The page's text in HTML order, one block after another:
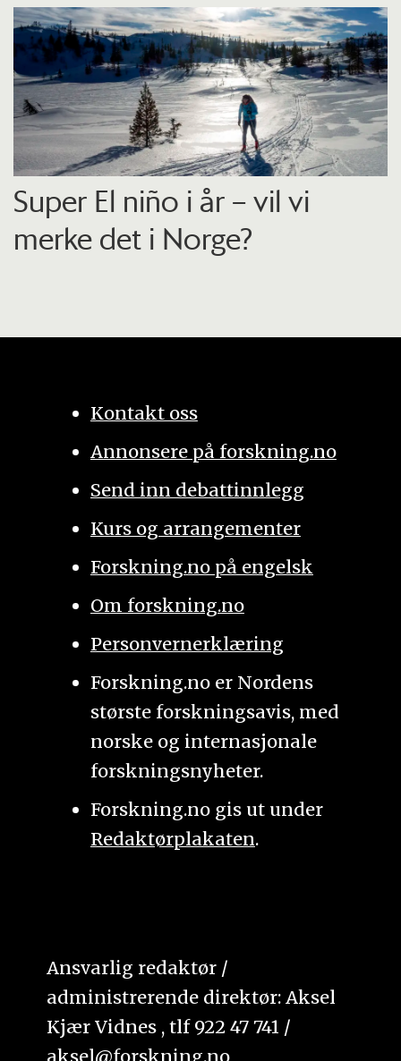
Super El niño i år – vil vi
merke det i Norge?
Kontakt oss
Annonsere på forskning.no
Send inn debattinnlegg
Kurs og arrangementer
Forskning.no på engelsk
Om forskning.no
Personvernerklæring
Forskning.no er Nordens
største forskningsavis, med
norske og internasjonale
forskningsnyheter.
Forskning.no gis ut under
Redaktørplakaten.
Ansvarlig redaktør /
administrerende direktør: Aksel
Kjær Vidnes , tlf 922 47 741 /
aksel@forskning.no